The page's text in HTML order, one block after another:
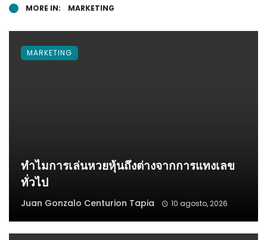
MORE IN: MARKETING
ทำไมการเล่นหวยหุ้นถึงต่างจากการแทงเลข
ทั่วไป
Juan Gonzalo Centurion Tapia 10 agosto, 2026
MARKETING